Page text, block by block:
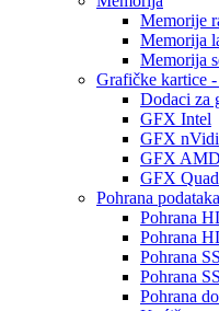
Memorije
Memorija
Memorija
Grafičke kartice
Dodaci za
GFX Intel
GFX
GFX AMD
GFX
Pohrana podataka
Pohrana
Pohrana
Pohrana
Pohrana
Pohrana